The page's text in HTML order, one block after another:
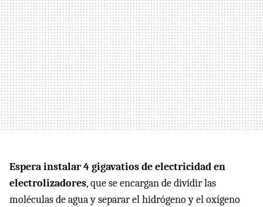
Espera instalar 4 gigavatios de electricidad en
electrolizadores, que se encargan de dividir las
moléculas de agua y separar el hidrógeno y el oxígeno